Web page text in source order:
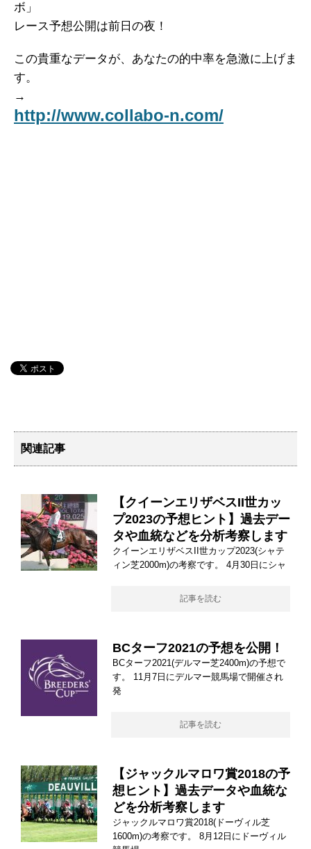
ボ」
レース予想公開は前日の夜！
この貴重なデータが、あなたの的中率を急激に上げま
す。
→
http://www.collabo-n.com/
関連記事
【クイーンエリザベスII世カッ
プ2023の予想ヒント】過去デー
タや血統などを分析考察します
クイーンエリザベスII世カップ2023(シャテ
ィン芝2000m)の考察です。 4月30日にシャ
記事を読む
BCターフ2021の予想を公開！
BCターフ2021(デルマー芝2400m)の予想で
す。 11月7日にデルマー競馬場で開催され
発
記事を読む
【ジャックルマロワ賞2018の予
想ヒント】過去データや血統な
どを分析考察します
ジャックルマロワ賞2018(ドーヴィル芝
1600m)の考察です。 8月12日にドーヴィル